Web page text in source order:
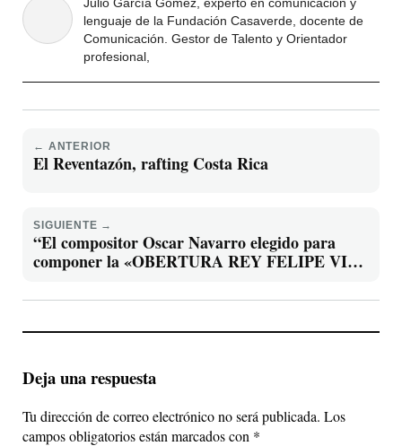
lenguaje de la Fundación Casaverde, docente de
Comunicación. Gestor de Talento y Orientador
profesional,
← ANTERIOR
El Reventazón, rafting Costa Rica
SIGUIENTE →
“El compositor Oscar Navarro elegido para
componer la «OBERTURA REY FELIPE VI»
proclamación.
Deja una respuesta
Tu dirección de correo electrónico no será publicada. Los
campos obligatorios están marcados con *